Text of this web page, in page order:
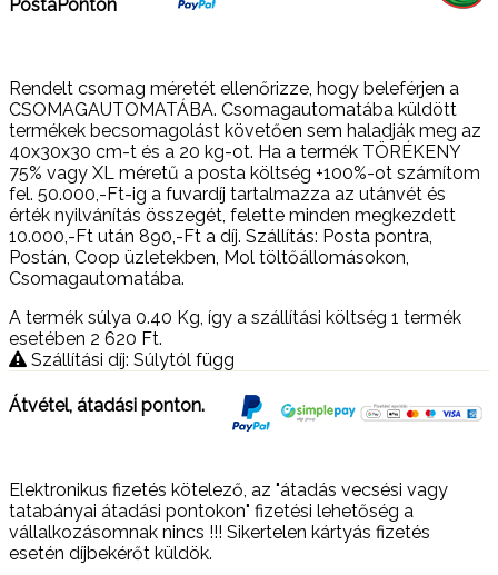
PostaPonton
Rendelt csomag méretét ellenőrizze, hogy beleférjen a
CSOMAGAUTOMATÁBA. Csomagautomatába küldött
termékek becsomagolást követően sem haladják meg az
40x30x30 cm-t és a 20 kg-ot. Ha a termék TÖRÉKENY
75% vagy XL méretű a posta költség +100%-ot számítom
fel. 50.000,-Ft-ig a fuvardíj tartalmazza az utánvét és
érték nyilvánítás összegét, felette minden megkezdett
10.000,-Ft után 890,-Ft a díj. Szállítás: Posta pontra,
Postán, Coop üzletekben, Mol töltőállomásokon,
Csomagautomatába.
A termék súlya 0.40 Kg, így a szállítási költség 1 termék
esetében 2 620 Ft.
Szállítási díj: Súlytól függ
Átvétel, átadási ponton.
Elektronikus fizetés kötelező, az "átadás vecsési vagy
tatabányai átadási pontokon" fizetési lehetőség a
vállalkozásomnak nincs !!! Sikertelen kártyás fizetés
esetén díjbekérőt küldök.